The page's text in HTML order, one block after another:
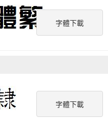
字體下載
字體下載